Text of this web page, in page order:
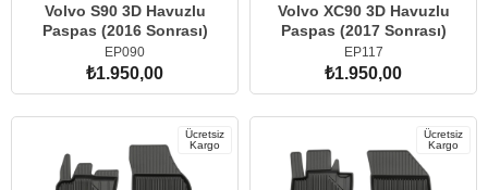
Volvo S90 3D Havuzlu
Paspas (2016 Sonrası)
EP090
₺1.950,00
SEPETE EKLE
Volvo XC90 3D Havuzlu
Paspas (2017 Sonrası)
EP117
₺1.950,00
SEPETE EKLE
Ücretsiz
Kargo
Ücretsiz
Kargo